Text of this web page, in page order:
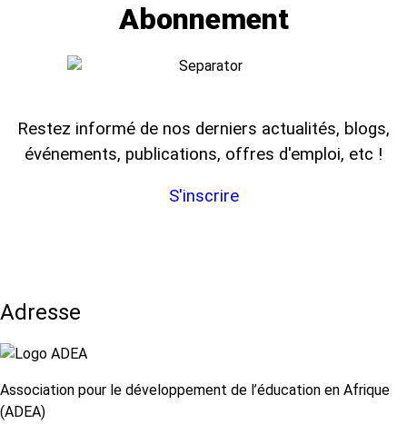
Abonnement
Restez informé de nos derniers actualités, blogs,
événements, publications, offres d'emploi, etc !
S'inscrire
Adresse
Association pour le développement de l’éducation en Afrique
(ADEA)